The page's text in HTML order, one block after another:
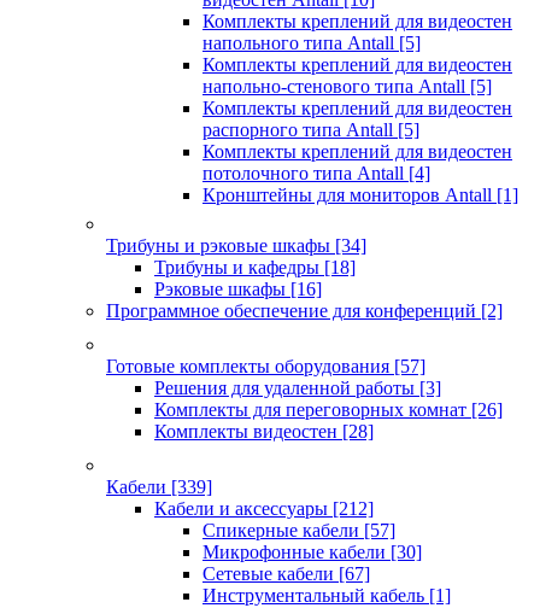
Комплекты креплений для видеостен
напольного типа Antall [5]
Комплекты креплений для видеостен
напольно-стенового типа Antall [5]
Комплекты креплений для видеостен
распорного типа Antall [5]
Комплекты креплений для видеостен
потолочного типа Antall [4]
Кронштейны для мониторов Antall [1]
Трибуны и рэковые шкафы [34]
Трибуны и кафедры [18]
Рэковые шкафы [16]
Программное обеспечение для конференций [2]
Готовые комплекты оборудования [57]
Решения для удаленной работы [3]
Комплекты для переговорных комнат [26]
Комплекты видеостен [28]
Кабели [339]
Кабели и аксессуары [212]
Спикерные кабели [57]
Микрофонные кабели [30]
Сетевые кабели [67]
Инструментальный кабель [1]